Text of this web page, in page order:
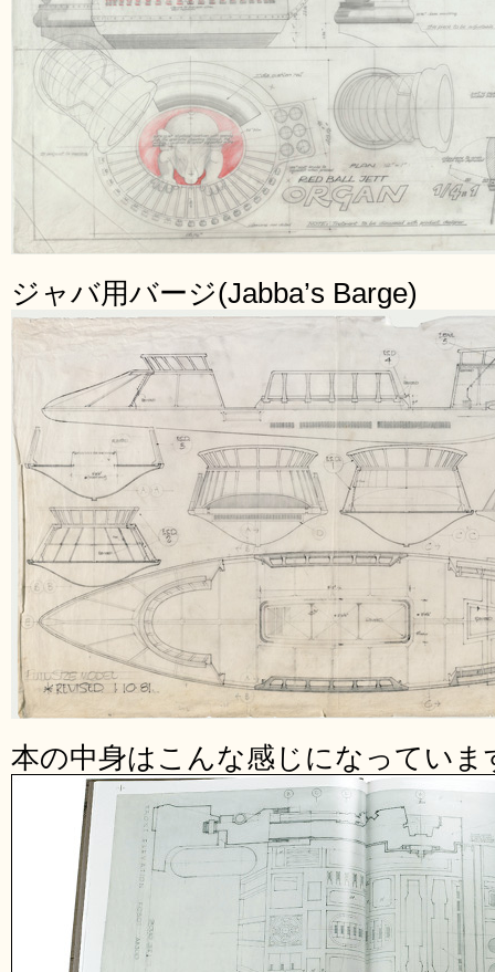
ジャバ用バージ(Jabba’s Barge)
本の中身はこんな感じになっていま